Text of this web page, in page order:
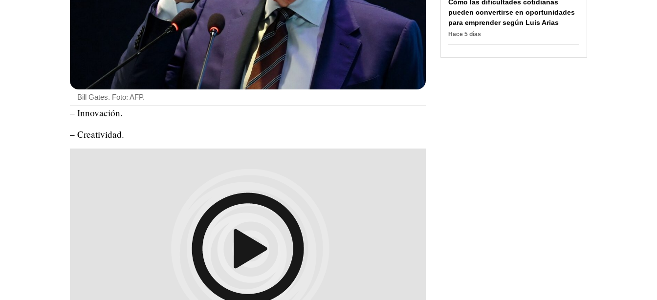
Bill Gates. Foto: AFP.
– Innovación.
– Creatividad.
Cómo las dificultades cotidianas
pueden convertirse en oportunidades
para emprender según Luis Arias
Hace 5 días